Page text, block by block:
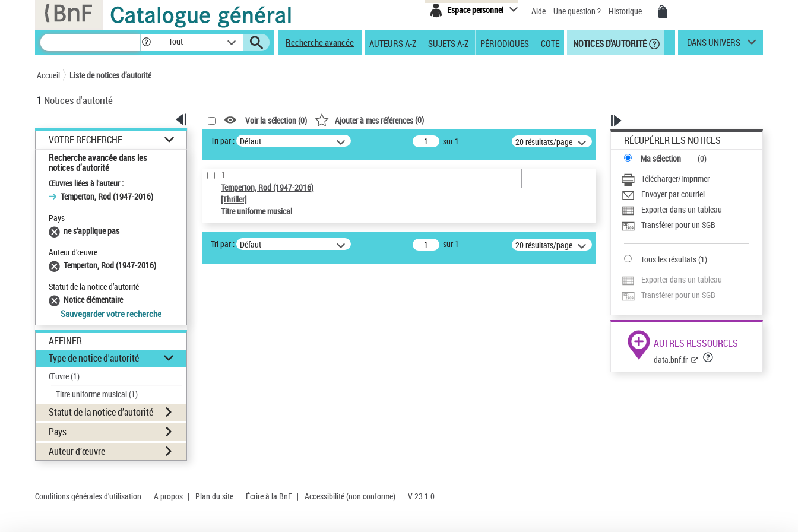
Espace personnel Aide Une question ? Historique
Tout Recherche avancée AUTEURS A-Z SUJETS A-Z PÉRIODIQUES COTE NOTICES D'AUTORITÉ DANS UNIVERS
Accueil Liste de notices d’autorité
1 Notices d'autorité
VOTRE RECHERCHE
Recherche avancée dans les
notices d’autorité
Œuvres liées à l'auteur :
Temperton, Rod (1947-2016)
Pays
ne s'applique pas
Auteur d’œuvre
Temperton, Rod (1947-2016)
Statut de la notice d’autorité
Notice élémentaire
Sauvegarder votre recherche
AFFINER
Type de notice d'autorité
Œuvre(1)
Titre uniforme musical(1)
Statut de la notice d’autorité
Pays
Auteur d’œuvre
Voir la sélection (0) Ajouter à mes références(0)
Tri par : Défaut sur 1 20 résultats/page
1
Temperton, Rod (1947-2016)
[Thriller]
Titre uniforme musical
Tri par : Défaut sur 1 20 résultats/page
RÉCUPÉRER LES NOTICES
Ma sélection (0)
Télécharger/Imprimer
Envoyer par courriel
Exporter dans un tableau
Transférer pour un SGB
Tous les résultats(1)
Exporter dans un tableau
Transférer pour un SGB
AUTRES RESSOURCES
data.bnf.fr
Conditions générales d'utilisation | A propos | Plan du site | Écrire à la BnF | Accessibilité (non conforme) | V 23.1.0
Panneau de gestion des cookies